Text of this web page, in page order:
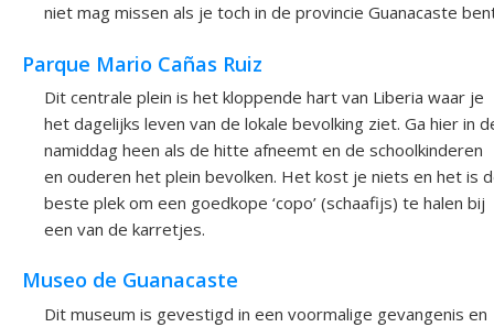
niet mag missen als je toch in de provincie Guanacaste
Parque Mario Cañas Ruiz
Dit centrale plein is het kloppende hart van Liberia waar je
het dagelijks leven van de lokale bevolking ziet. Ga hier in
namiddag heen als de hitte afneemt en de schoolkinderen
en ouderen het plein bevolken. Het kost je niets en het is
beste plek om een goedkope ‘copo’ (schaafijs) te halen bij
een van de karretjes.
Museo de Guanacaste
Dit museum is gevestigd in een voormalige gevangenis en